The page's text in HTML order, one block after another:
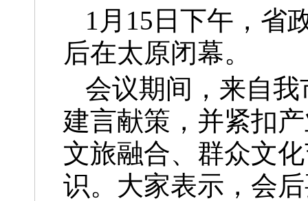
1月15日下午，省
后在太原闭幕。
会议期间，来自
建言献策，并紧扣
文旅融合、群众文
识。大家表示，会